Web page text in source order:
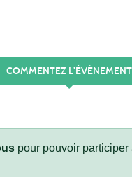
COMMENTEZ L’ÉVÈNEMENT
pour pouvoir participer